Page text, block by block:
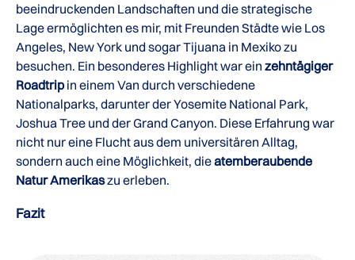
beeindruckenden Landschaften und die strategische
Lage ermöglichten es mir, mit Freunden Städte wie Los
Angeles, New York und sogar Tijuana in Mexiko zu
besuchen. Ein besonderes Highlight war ein zehntägiger
Roadtripin einem Van durch verschiedene
Nationalparks, darunter der Yosemite National Park,
Joshua Tree und der Grand Canyon. Diese Erfahrung war
nicht nur eine Flucht aus dem universitären Alltag,
sondern auch eine Möglichkeit, dieatemberaubende
Natur Amerikaszu erleben.
Fazit